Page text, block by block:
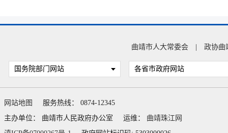
曲靖市人大常委会 政协曲
国务院部门网站 各省市政府网站
网站地图
服务热线： 0874-12345
主办单位： 曲靖市人民政府办公室
运维： 曲靖珠江网